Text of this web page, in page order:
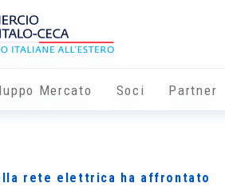
Mercato Soci Partner
rete elettrica ha affrontato